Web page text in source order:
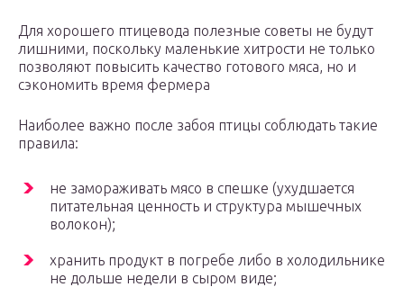
Для хорошего птицевода полезные советы не будут
лишними, поскольку маленькие хитрости не только
позволяют повысить качество готового мяса, но и
сэкономить время фермера
Наиболее важно после забоя птицы соблюдать такие
правила:
не замораживать мясо в спешке (ухудшается
питательная ценность и структура мышечных
волокон);
хранить продукт в погребе либо в холодильнике
не дольше недели в сыром виде;